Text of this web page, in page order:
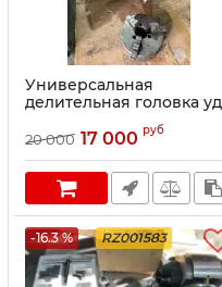
Универсальная
делительная головка
20 000 17 000 руб
-16.3 % RZ001583